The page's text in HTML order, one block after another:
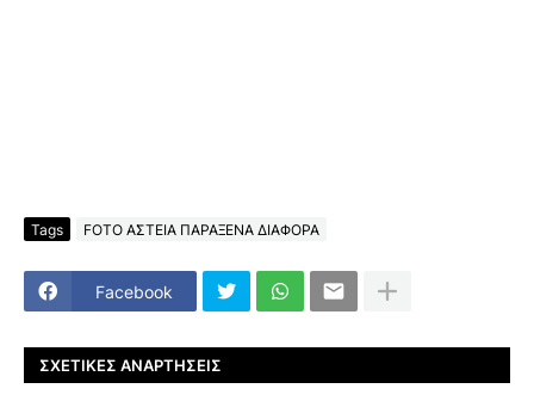
Tags FOTO ΑΣΤΕΙΑ ΠΑΡΑΞΕΝΑ ΔΙΑΦΟΡΑ
Facebook
ΣΧΕΤΙΚΈΣ ΑΝΑΡΤΉΣΕΙΣ